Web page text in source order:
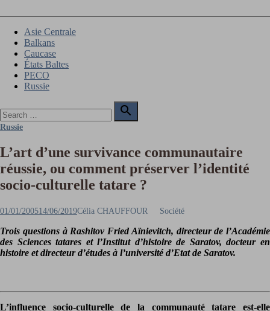
Asie Centrale
Balkans
Caucase
États Baltes
PECO
Russie
for:

Search
Russie
L’art d’une survivance communautaire
réussie, ou comment préserver l’identité
socio-culturelle tatare ?
Posted
01/01/200514/06/2019Author
Célia CHAUFFOUR Société
Trois questions à Rashitov Fried Aïnievitch, directeur de l’Académie
des Sciences tatares et l’Institut d’histoire de Saratov, docteur en
histoire et directeur d’études à l’université d’Etat de Saratov.
L’influence socio-culturelle de la communauté tatare est-elle